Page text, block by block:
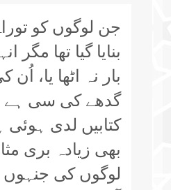
جن لوگوں کو
بنایا گیا تھا مگر
بار نہ اٹھا یا،
گدھے کی سی
کتابیں لدی
بھی زیادہ بری
لوگوں کی جنہوں